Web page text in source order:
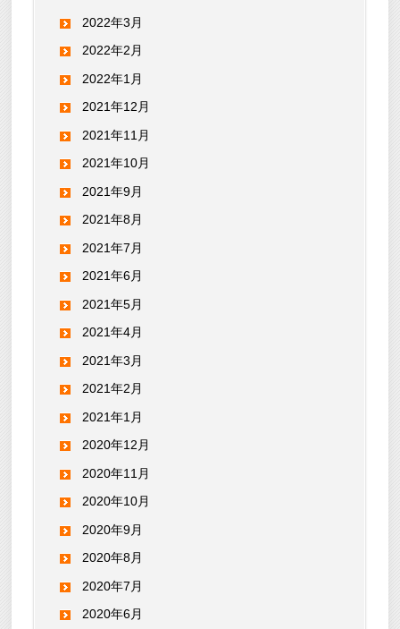
2022年3月
2022年2月
2022年1月
2021年12月
2021年11月
2021年10月
2021年9月
2021年8月
2021年7月
2021年6月
2021年5月
2021年4月
2021年3月
2021年2月
2021年1月
2020年12月
2020年11月
2020年10月
2020年9月
2020年8月
2020年7月
2020年6月